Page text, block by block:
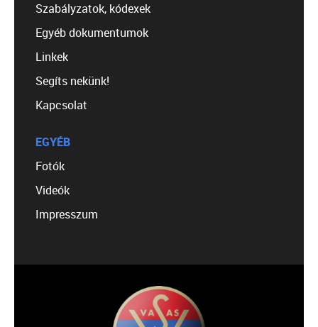
Szabályzatok, kódexek
Egyéb dokumentumok
Linkek
Segíts nekünk!
Kapcsolat
EGYÉB
Fotók
Videók
Impresszum